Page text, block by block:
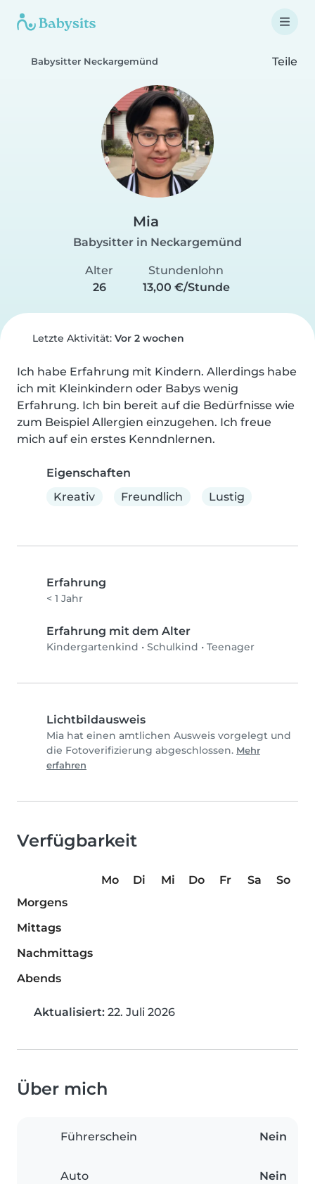
Babysitter Neckargemünd Teile
Mia
Babysitter in Neckargemünd
Alter
26
Stundenlohn
13,00 €/Stunde
Letzte Aktivität: Vor 2 wochen
Ich habe Erfahrung mit Kindern. Allerdings habe
ich mit Kleinkindern oder Babys wenig
Erfahrung. Ich bin bereit auf die Bedürfnisse wie
zum Beispiel Allergien einzugehen. Ich freue
mich auf ein erstes Kenndnlernen.
Eigenschaften
Kreativ
Freundlich Lustig
Erfahrung
< 1 Jahr
Erfahrung mit dem Alter
Kindergartenkind • Schulkind • Teenager
Lichtbildausweis
Mia hat einen amtlichen Ausweis vorgelegt und
die Fotoverifizierung abgeschlossen. Mehr
erfahren
Verfügbarkeit
Mo Di Mi Do Fr Sa
So
Morgens
Mittags
Nachmittags
Abends
Aktualisiert: 22. Juli 2026
Über mich
Führerschein Nein
Auto Nein